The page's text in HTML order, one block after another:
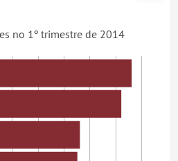
no 1º trimestre de 2014